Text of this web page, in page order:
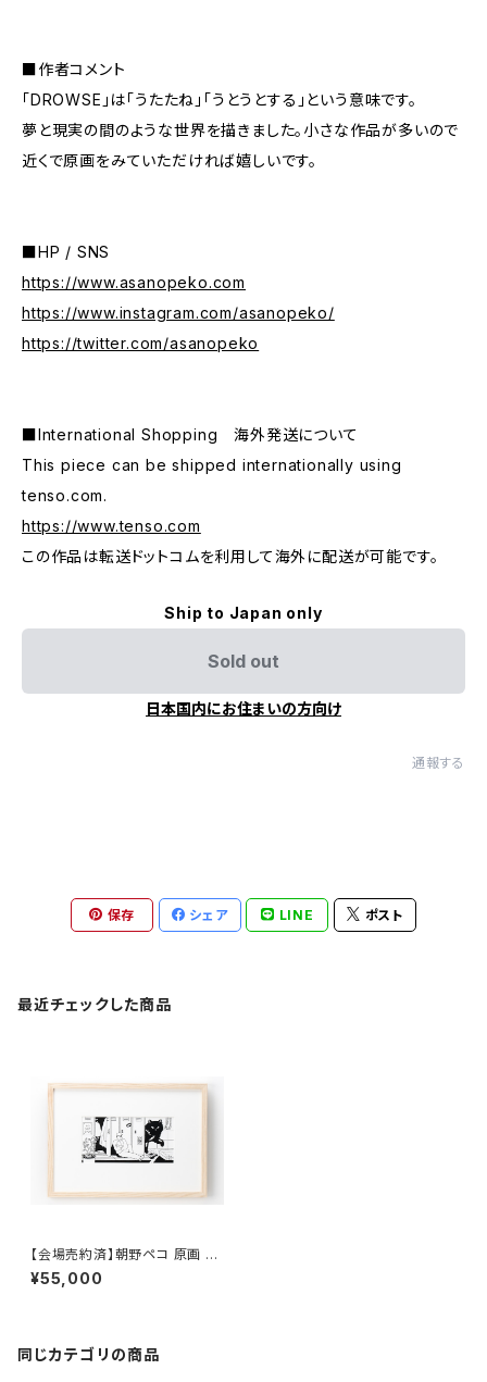
■作者コメント
「DROWSE」は「うたたね」「うとうとする」という意味です。
夢と現実の間のような世界を描きました。小さな作品が多いので
近くで原画をみていただければ嬉しいです。
■HP / SNS
https://www.asanopeko.com
https://www.instagram.com/asanopeko/
https://twitter.com/asanopeko
■International Shopping 海外発送について
This piece can be shipped internationally using
tenso.com.
https://www.tenso.com
この作品は転送ドットコムを利用して海外に配送が可能です。
Ship to Japan only
Sold out
日本国内にお住まいの方向け
通報する
保存 シェア LINE ポスト
最近チェックした商品
【会場売約済】朝野ペコ 原画 「E
pisode 1」額付き、直筆サイン
入り
¥55,000
同じカテゴリの商品